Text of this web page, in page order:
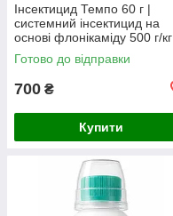
Інсектицид Темпо 60 г |
системний інсектицид на
основі флонікаміду 500 г/кг
проти попелиці, білокрилки,
трипсів та щитівок
Готово до відправки
700 ₴
Купити